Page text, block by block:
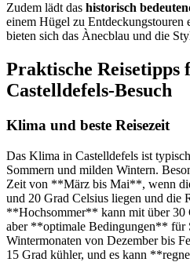
Zudem lädt das historisch
einem Hügel zu
bieten sich das Ànecblau und die
Praktische Reisetipps
Castelldefels-Besuch
Klima und beste Reisezeit
Das Klima in Castelldefels ist
Sommern und milden Wintern.
Zeit von **März bis Mai**, wenn
und 20 Grad Celsius liegen und die
**Hochsommer** kann mit über 30
aber **optimale Bedingungen** für
Wintermonaten von Dezember bis
15 Grad kühler, und es kann